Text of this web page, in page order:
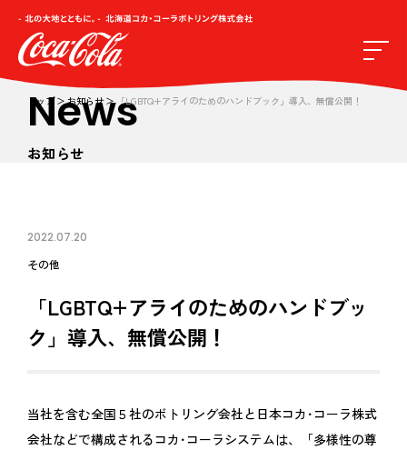
トップ お知らせ 「LGBTQ+アライのためのハンドブック」導入、無償公開！
News
お知らせ
2022.07.20
その他
「LGBTQ+アライのためのハンドブッ
ク」導入、無償公開！
当社を含む全国５社のボトリング会社と日本コカ･コーラ株式
会社などで構成されるコカ･コーラシステムは、「多様性の尊